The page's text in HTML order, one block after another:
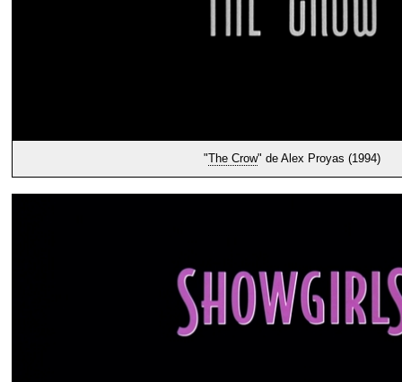
"The Crow" de Alex Proyas (1994)